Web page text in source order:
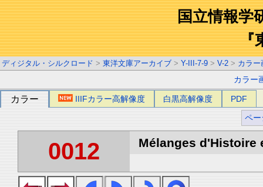
国立情報学
『
ディジタル・シルクロード > 東洋文庫アーカイブ > Y-III-7-9 > V-2 > カラー
カラー
カラー IIIFカラー高解像度 白黒高解像度 PDF
ペー
0012 Mélanges d'Histoire